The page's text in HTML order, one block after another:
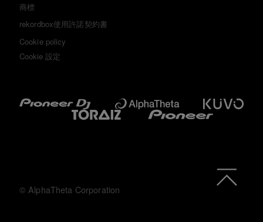
商標
rekordbox使用許諾契約書
Cookie policy
Cookie 設定
© AlphaTheta Corporation